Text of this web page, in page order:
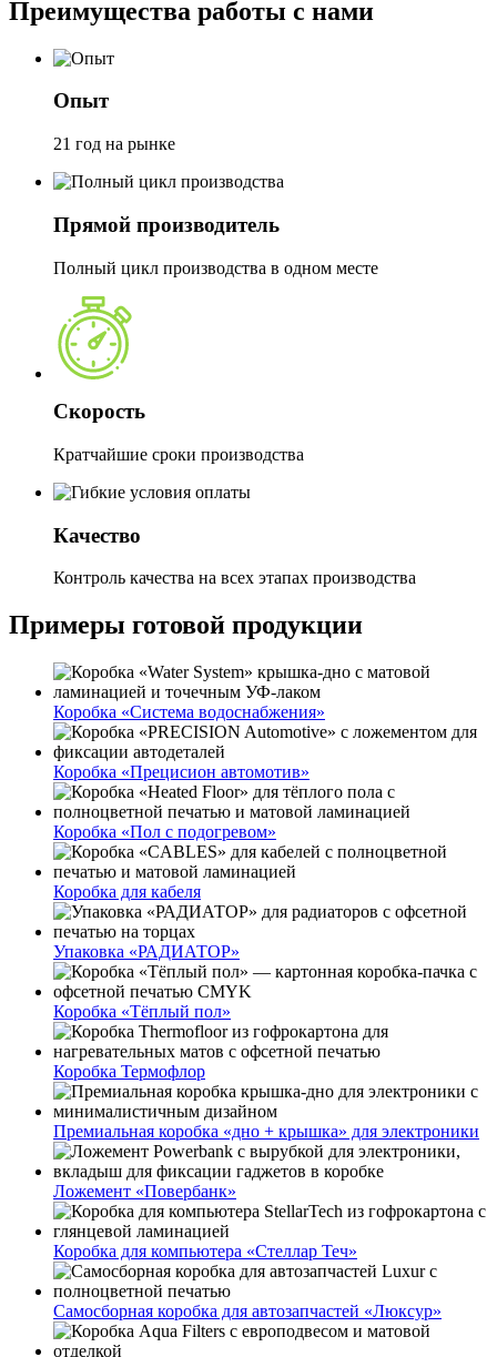
Преимущества работы с нами
Опыт
21 год на рынке
Прямой производитель
Полный цикл производства в одном месте
Скорость
Кратчайшие сроки производства
Качество
Контроль качества на всех этапах производства
Примеры готовой продукции
Коробка «Система водоснабжения»
Коробка «Прецисион автомотив»
Коробка «Пол с подогревом»
Коробка для кабеля
Упаковка «РАДИАТОР»
Коробка «Тёплый пол»
Коробка Термофлор
Премиальная коробка «дно + крышка» для электроники
Ложемент «Повербанк»
Коробка для компьютера «Стеллар Теч»
Самосборная коробка для автозапчастей «Люксур»